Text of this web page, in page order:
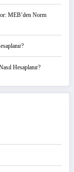
MEB’den Norm
Hesaplanır?